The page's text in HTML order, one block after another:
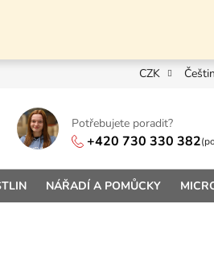
CZK
Potřebujete poradit?
+420 730 330 382
NÁŘADÍ A POMŮCKY